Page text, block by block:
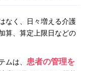
なく、日々増える介護
算、算定上限日などの
ムは、 患者の管理を